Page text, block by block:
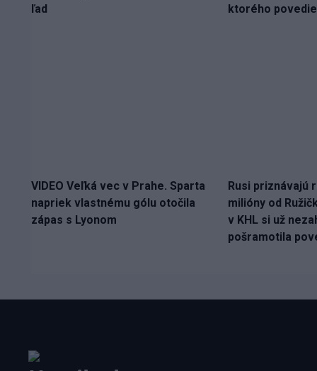
ľad
ktorého
VIDEO Veľká vec v Prahe. Sparta
napriek vlastnému gólu otočila
zápas s Lyonom
Rusi priznávajú
milióny od
v KHL si už
pošramotila